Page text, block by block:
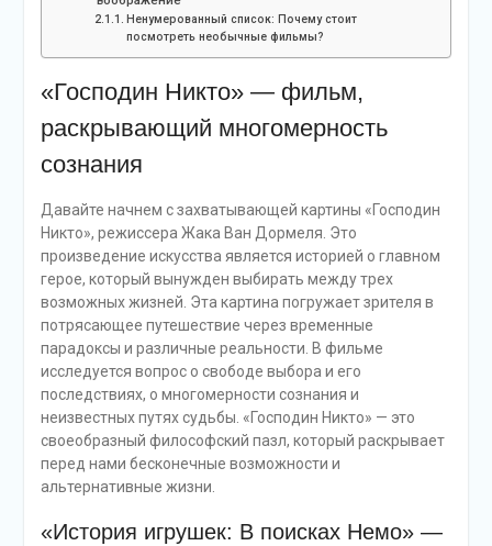
Ненумерованный список: Почему стоит
посмотреть необычные фильмы?
«Господин Никто» — фильм,
раскрывающий многомерность
сознания
Давайте начнем с захватывающей картины «Господин
Никто», режиссера Жака Ван Дормеля. Это
произведение искусства является историей о главном
герое, который вынужден выбирать между трех
возможных жизней. Эта картина погружает зрителя в
потрясающее путешествие через временные
парадоксы и различные реальности. В фильме
исследуется вопрос о свободе выбора и его
последствиях, о многомерности сознания и
неизвестных путях судьбы. «Господин Никто» — это
своеобразный философский пазл, который раскрывает
перед нами бесконечные возможности и
альтернативные жизни.
«История игрушек: В поисках Немо» —